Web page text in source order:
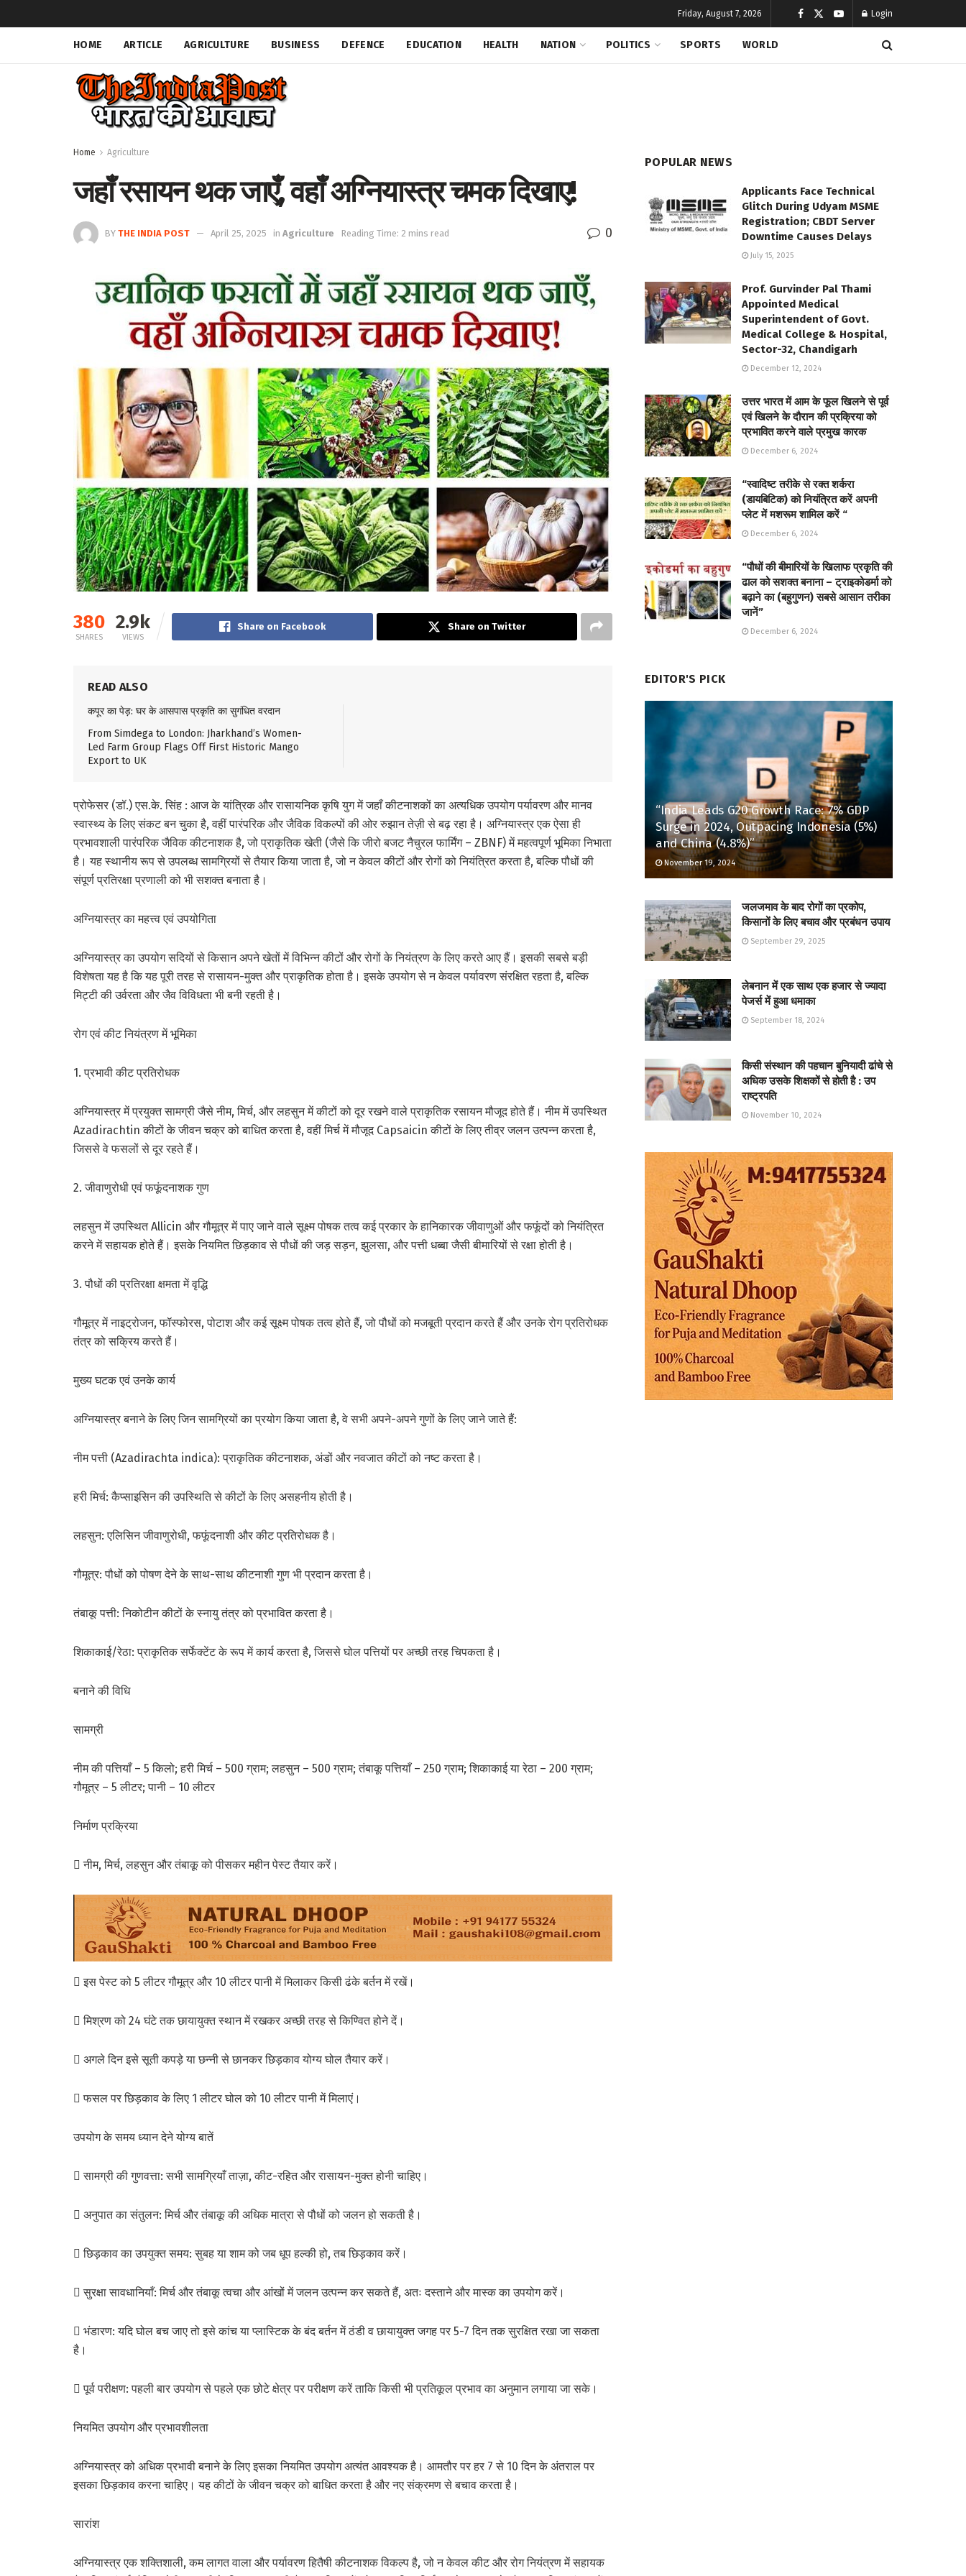
Friday, August 7, 2026 Login
HOME ARTICLE AGRICULTURE BUSINESS DEFENCE EDUCATION HEALTH NATION POLITICS SPORTS WORLD
Home Agriculture
जहाँ रसायन थक जाएँ, वहाँ अग्नियास्त्र चमक दिखाए!
BY THE INDIA POST April 25, 2025 in Agriculture Reading Time: 2 mins read 0
380
SHARES
2.9k
VIEWS
Share on Facebook Share on Twitter
READ ALSO
कपूर का पेड़: घर के आसपास प्रकृति का सुगंधित वरदान
From Simdega to London: Jharkhand’s Women-
Led Farm Group Flags Off First Historic Mango
Export to UK
प्रोफेसर (डॉ.) एस.के. सिंह : आज के यांत्रिक और रासायनिक कृषि युग में जहाँ कीटनाशकों का अत्यधिक उपयोग पर्यावरण और मानव
स्वास्थ्य के लिए संकट बन चुका है, वहीं पारंपरिक और जैविक विकल्पों की ओर रुझान तेज़ी से बढ़ रहा है। अग्नियास्त्र एक ऐसा ही
प्रभावशाली पारंपरिक जैविक कीटनाशक है, जो प्राकृतिक खेती (जैसे कि जीरो बजट नैचुरल फार्मिंग – ZBNF) में महत्वपूर्ण भूमिका निभाता
है। यह स्थानीय रूप से उपलब्ध सामग्रियों से तैयार किया जाता है, जो न केवल कीटों और रोगों को नियंत्रित करता है, बल्कि पौधों की
संपूर्ण प्रतिरक्षा प्रणाली को भी सशक्त बनाता है।
अग्नियास्त्र का महत्त्व एवं उपयोगिता
अग्नियास्त्र का उपयोग सदियों से किसान अपने खेतों में विभिन्न कीटों और रोगों के नियंत्रण के लिए करते आए हैं। इसकी सबसे बड़ी
विशेषता यह है कि यह पूरी तरह से रासायन-मुक्त और प्राकृतिक होता है। इसके उपयोग से न केवल पर्यावरण संरक्षित रहता है, बल्कि
मिट्टी की उर्वरता और जैव विविधता भी बनी रहती है।
रोग एवं कीट नियंत्रण में भूमिका
1. प्रभावी कीट प्रतिरोधक
अग्नियास्त्र में प्रयुक्त सामग्री जैसे नीम, मिर्च, और लहसुन में कीटों को दूर रखने वाले प्राकृतिक रसायन मौजूद होते हैं। नीम में उपस्थित
Azadirachtin कीटों के जीवन चक्र को बाधित करता है, वहीं मिर्च में मौजूद Capsaicin कीटों के लिए तीव्र जलन उत्पन्न करता है,
जिससे वे फसलों से दूर रहते हैं।
2. जीवाणुरोधी एवं फफूंदनाशक गुण
लहसुन में उपस्थित Allicin और गौमूत्र में पाए जाने वाले सूक्ष्म पोषक तत्व कई प्रकार के हानिकारक जीवाणुओं और फफूंदों को नियंत्रित
करने में सहायक होते हैं। इसके नियमित छिड़काव से पौधों की जड़ सड़न, झुलसा, और पत्ती धब्बा जैसी बीमारियों से रक्षा होती है।
3. पौधों की प्रतिरक्षा क्षमता में वृद्धि
गौमूत्र में नाइट्रोजन, फॉस्फोरस, पोटाश और कई सूक्ष्म पोषक तत्व होते हैं, जो पौधों को मजबूती प्रदान करते हैं और उनके रोग प्रतिरोधक
तंत्र को सक्रिय करते हैं।
मुख्य घटक एवं उनके कार्य
अग्नियास्त्र बनाने के लिए जिन सामग्रियों का प्रयोग किया जाता है, वे सभी अपने-अपने गुणों के लिए जाने जाते हैं:
नीम पत्ती (Azadirachta indica): प्राकृतिक कीटनाशक, अंडों और नवजात कीटों को नष्ट करता है।
हरी मिर्च: कैप्साइसिन की उपस्थिति से कीटों के लिए असहनीय होती है।
लहसुन: एलिसिन जीवाणुरोधी, फफूंदनाशी और कीट प्रतिरोधक है।
गौमूत्र: पौधों को पोषण देने के साथ-साथ कीटनाशी गुण भी प्रदान करता है।
तंबाकू पत्ती: निकोटीन कीटों के स्नायु तंत्र को प्रभावित करता है।
शिकाकाई/रेठा: प्राकृतिक सर्फेक्टेंट के रूप में कार्य करता है, जिससे घोल पत्तियों पर अच्छी तरह चिपकता है।
बनाने की विधि
सामग्री
नीम की पत्तियाँ – 5 किलो; हरी मिर्च – 500 ग्राम; लहसुन – 500 ग्राम; तंबाकू पत्तियाँ – 250 ग्राम; शिकाकाई या रेठा – 200 ग्राम;
गौमूत्र – 5 लीटर; पानी – 10 लीटर
निर्माण प्रक्रिया
 नीम, मिर्च, लहसुन और तंबाकू को पीसकर महीन पेस्ट तैयार करें।
 इस पेस्ट को 5 लीटर गौमूत्र और 10 लीटर पानी में मिलाकर किसी ढंके बर्तन में रखें।
 मिश्रण को 24 घंटे तक छायायुक्त स्थान में रखकर अच्छी तरह से किण्वित होने दें।
 अगले दिन इसे सूती कपड़े या छन्नी से छानकर छिड़काव योग्य घोल तैयार करें।
 फसल पर छिड़काव के लिए 1 लीटर घोल को 10 लीटर पानी में मिलाएं।
उपयोग के समय ध्यान देने योग्य बातें
 सामग्री की गुणवत्ता: सभी सामग्रियाँ ताज़ा, कीट-रहित और रासायन-मुक्त होनी चाहिए।
 अनुपात का संतुलन: मिर्च और तंबाकू की अधिक मात्रा से पौधों को जलन हो सकती है।
 छिड़काव का उपयुक्त समय: सुबह या शाम को जब धूप हल्की हो, तब छिड़काव करें।
 सुरक्षा सावधानियाँ: मिर्च और तंबाकू त्वचा और आंखों में जलन उत्पन्न कर सकते हैं, अतः दस्ताने और मास्क का उपयोग करें।
 भंडारण: यदि घोल बच जाए तो इसे कांच या प्लास्टिक के बंद बर्तन में ठंडी व छायायुक्त जगह पर 5-7 दिन तक सुरक्षित रखा जा सकता
है।
 पूर्व परीक्षण: पहली बार उपयोग से पहले एक छोटे क्षेत्र पर परीक्षण करें ताकि किसी भी प्रतिकूल प्रभाव का अनुमान लगाया जा सके।
नियमित उपयोग और प्रभावशीलता
अग्नियास्त्र को अधिक प्रभावी बनाने के लिए इसका नियमित उपयोग अत्यंत आवश्यक है। आमतौर पर हर 7 से 10 दिन के अंतराल पर
इसका छिड़काव करना चाहिए। यह कीटों के जीवन चक्र को बाधित करता है और नए संक्रमण से बचाव करता है।
सारांश
अग्नियास्त्र एक शक्तिशाली, कम लागत वाला और पर्यावरण हितैषी कीटनाशक विकल्प है, जो न केवल कीट और रोग नियंत्रण में सहायक
POPULAR NEWS
Applicants Face Technical
Glitch During Udyam MSME
Registration; CBDT Server
Downtime Causes Delays
July 15, 2025
Prof. Gurvinder Pal Thami
Appointed Medical
Superintendent of Govt.
Medical College & Hospital,
Sector-32, Chandigarh
December 12, 2024
उत्तर भारत में आम के फूल खिलने से पूर्व
एवं खिलने के दौरान की प्रक्रिया को
प्रभावित करने वाले प्रमुख कारक
December 6, 2024
“स्वादिष्ट तरीके से रक्त शर्करा
(डायबिटिक) को नियंत्रित करें अपनी
प्लेट में मशरूम शामिल करें “
December 6, 2024
“पौधों की बीमारियों के खिलाफ प्रकृति की
ढाल को सशक्त बनाना – ट्राइकोडर्मा को
बढ़ाने का (बहुगुणन) सबसे आसान तरीका
जानें”
December 6, 2024
EDITOR'S PICK
“India Leads G20 Growth Race: 7% GDP
Surge in 2024, Outpacing Indonesia (5%)
and China (4.8%)”
November 19, 2024
जलजमाव के बाद रोगों का प्रकोप,
किसानों के लिए बचाव और प्रबंधन उपाय
September 29, 2025
लेबनान में एक साथ एक हजार से ज्यादा
पेजर्स में हुआ धमाका
September 18, 2024
किसी संस्थान की पहचान बुनियादी ढांचे से
अधिक उसके शिक्षकों से होती है : उप
राष्ट्रपति
November 10, 2024